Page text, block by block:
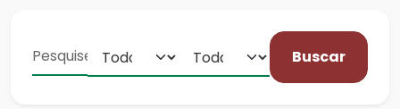
Buscar